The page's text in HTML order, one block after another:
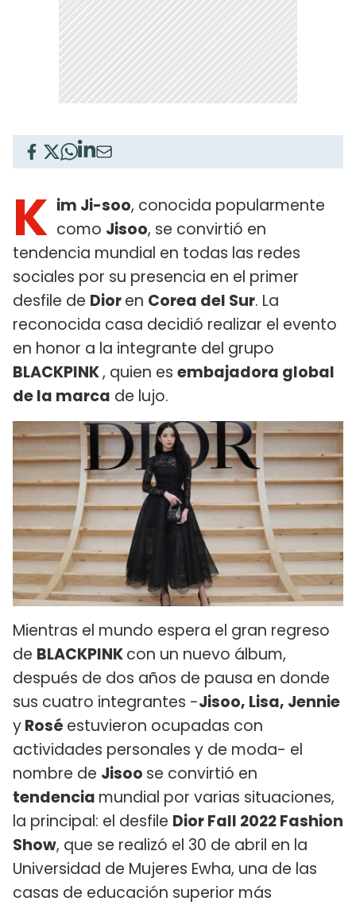
K im Ji-soo, conocida popularmente
como Jisoo, se convirtió en
tendencia mundial en todas las redes
sociales por su presencia en el primer
desfile de Dioren Corea del Sur. La
reconocida casa decidió realizar el evento
en honor a la integrante del grupo
BLACKPINK, quien es embajadora global
de la marca de lujo.
Mientras el mundo espera el gran regreso
de BLACKPINKcon un nuevo álbum,
después de dos años de pausa en donde
sus cuatro integrantes -Jisoo, Lisa, Jennie
yRosé estuvieron ocupadas con
actividades personales y de moda- el
nombre de Jisoo se convirtió en
tendencia mundial por varias situaciones,
la principal: el desfile Dior Fall 2022 Fashion
Show, que se realizó el 30 de abril en la
Universidad de Mujeres Ewha, una de las
casas de educación superior más